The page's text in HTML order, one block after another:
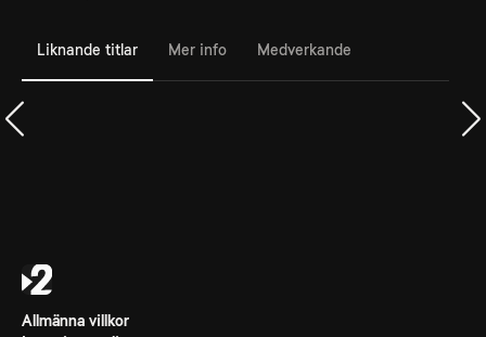
Liknande titlar Mer info Medverkande
Allmänna villkor